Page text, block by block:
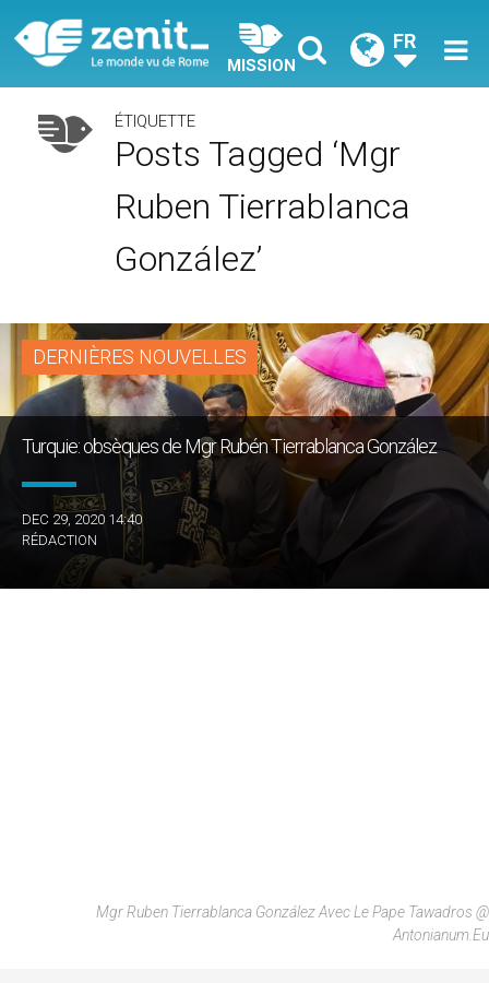
MISSION
FR
ÉTIQUETTE
Posts Tagged ‘Mgr
Ruben Tierrablanca
González’
DERNIÈRES NOUVELLES
Turquie: obsèques de Mgr Rubén Tierrablanca González
DEC 29, 2020 14:40
RÉDACTION
Mgr Ruben Tierrablanca González Avec Le Pape Tawadros @
Antonianum.eu